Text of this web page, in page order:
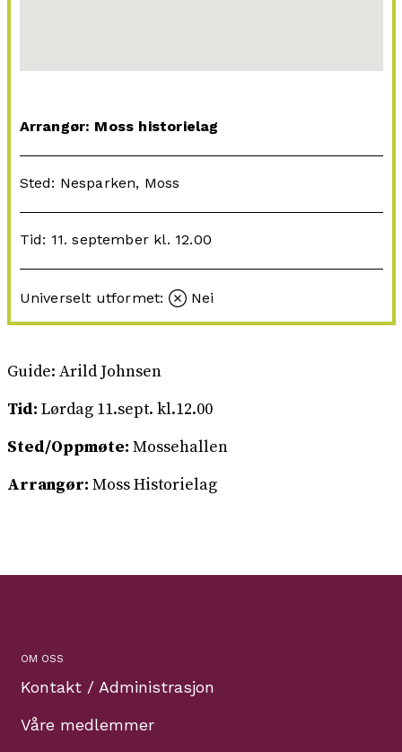
Arrangør: Moss historielag
Sted: Nesparken, Moss
Tid: 11. september kl. 12.00
Universelt utformet: Nei
Guide: Arild Johnsen
Tid: Lørdag 11.sept. kl.12.00
Sted/Oppmøte: Mossehallen
Arrangør: Moss Historielag
OM OSS
Kontakt / Administrasjon
Våre medlemmer